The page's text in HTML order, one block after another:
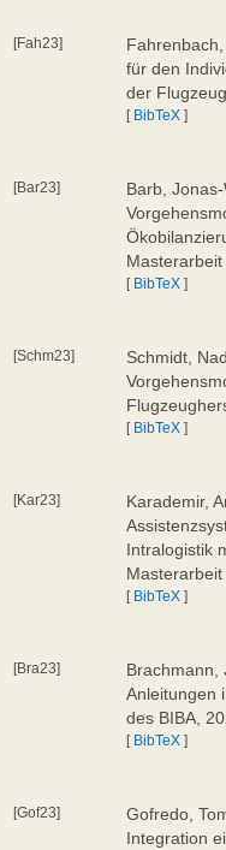
[Fah23]
für den
der
[ BibTeX ]
[Bar23]
Barb,
[ BibTeX ]
[Schm23]
Schmidt,
[ BibTeX ]
[Kar23]
Karademir,
Intralogistik
[ BibTeX ]
[Bra23]
Brachmann,
Anleitungen
des BIBA,
[ BibTeX ]
[Gof23]
Gofredo,
Integration